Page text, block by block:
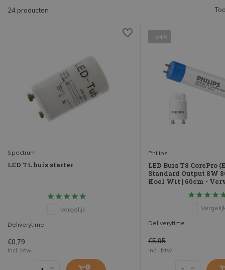
24 producten
Spectrum
LED TL buis starter
Vergelijk
Deliverytime
€0,79
Incl. btw
- 54%
Philips
LED Buis T8 CorePro
Standard Output 8W
Koel Wit | 60cm -
Deliverytime
€5,95
Incl. btw